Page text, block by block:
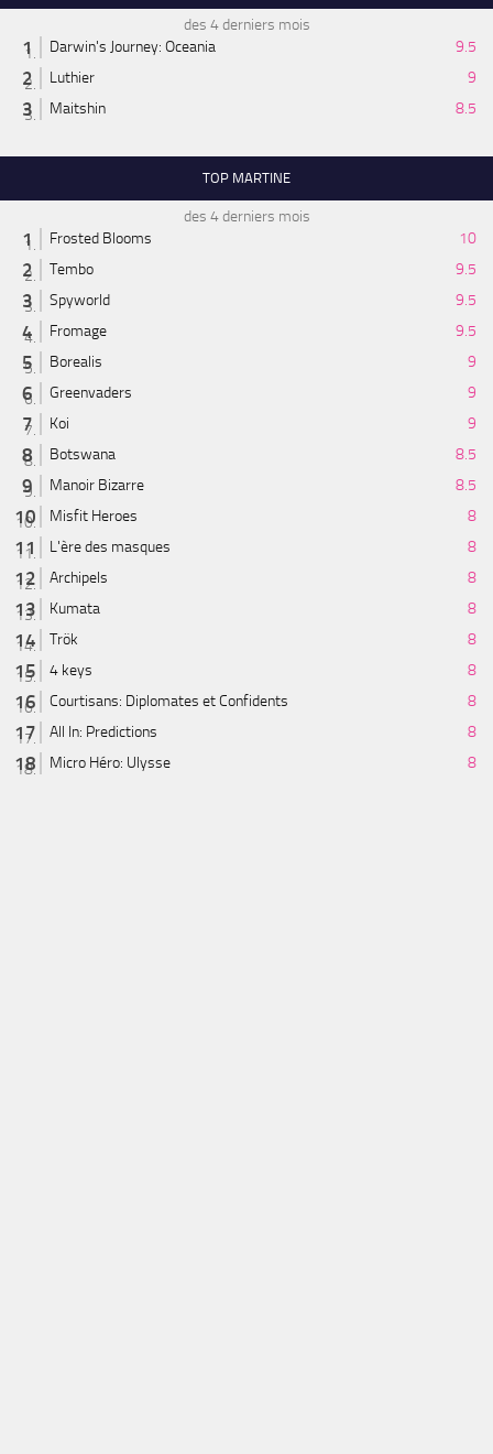
des 4 derniers mois
Darwin's Journey: Oceania
9.5
Luthier
9
Maitshin
8.5
TOP MARTINE
des 4 derniers mois
Frosted Blooms
10
Tembo
9.5
Spyworld
9.5
Fromage
9.5
Borealis
9
Greenvaders
9
Koi
9
Botswana
8.5
Manoir Bizarre
8.5
Misfit Heroes
8
L'ère des masques
8
Archipels
8
Kumata
8
Trök
8
4 keys
8
Courtisans: Diplomates et Confidents
8
All In: Predictions
8
Micro Héro: Ulysse
8